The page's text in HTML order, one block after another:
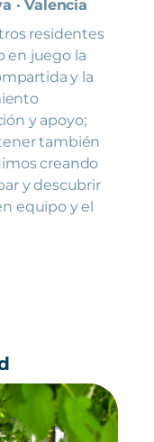
· Valencia
residentes
en juego la
y la
y apoyo;
también
creando
y descubrir
equipo y el